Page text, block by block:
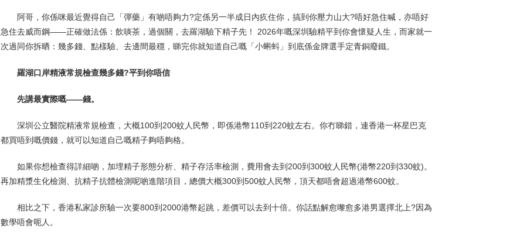
阿哥，你係咪最近覺得自己「彈藥」有啲唔夠力?定係另一半成日內疚住你，搞到你壓力山大?唔好急住喊，亦唔好
急住去威而鋼——正確做法係：飲啖茶，過個關，去羅湖驗下精子先！ 2026年嘅深圳驗精平到你會懷疑人生，而家就一
次過同你拆晒：幾多錢、點樣驗、去邊間最穩，睇完你就知道自己嘅「小蝌蚪」到底係金牌選手定青銅廢鐵。
羅湖口岸精液常規檢查幾多錢?平到你唔信
先講最實際嘅——錢。
深圳公立醫院精液常規檢查，大概100到200蚊人民幣，即係港幣110到220蚊左右。你冇睇錯，連香港一杯星巴克
都買唔到嘅價錢，就可以知道自己嘅精子夠唔夠格。
如果你想檢查得詳細啲，加埋精子形態分析、精子存活率檢測，費用會去到200到300蚊人民幣(港幣220到330蚊)。
再加精漿生化檢測、抗精子抗體檢測呢啲進階項目，總價大概300到500蚊人民幣，頂天都唔會超過港幣600蚊。
相比之下，香港私家診所驗一次要800到2000港幣起跳，差價可以去到十倍。你話點解愈嚟愈多港男選擇北上?因為
數學唔會呃人。